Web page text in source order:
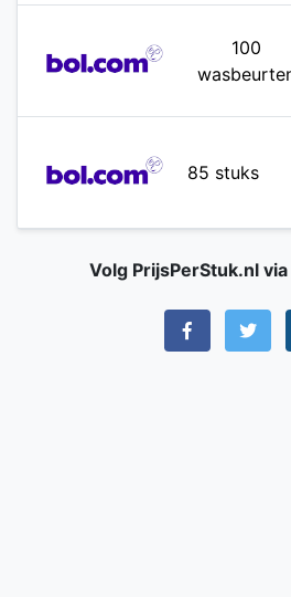
100
85 stuks
Volg PrijsPerStuk.nl